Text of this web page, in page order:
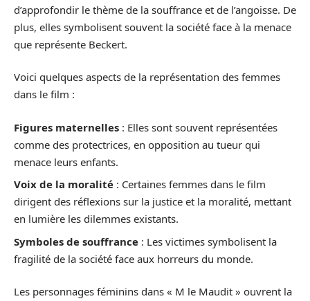
d’approfondir le thème de la souffrance et de l’angoisse. De
plus, elles symbolisent souvent la société face à la menace
que représente Beckert.
Voici quelques aspects de la représentation des femmes
dans le film :
Figures maternelles : Elles sont souvent représentées
comme des protectrices, en opposition au tueur qui
menace leurs enfants.
Voix de la moralité : Certaines femmes dans le film
dirigent des réflexions sur la justice et la moralité, mettant
en lumière les dilemmes existants.
Symboles de souffrance : Les victimes symbolisent la
fragilité de la société face aux horreurs du monde.
Les personnages féminins dans « M le Maudit » ouvrent la